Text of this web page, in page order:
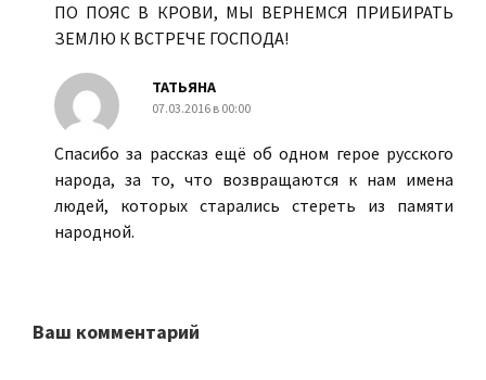
ПО ПОЯС В КРОВИ, МЫ ВЕРНЕМСЯ ПРИБИРАТЬ
ЗЕМЛЮ К ВСТРЕЧЕ ГОСПОДА!
ТАТЬЯНА
07.03.2016 в 00:00
Спасибо за рассказ ещё об одном герое русского
народа, за то, что возвращаются к нам имена
людей, которых старались стереть из памяти
народной.
Ваш комментарий